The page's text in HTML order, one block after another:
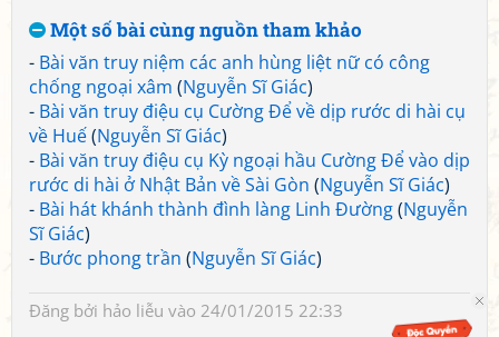
Một số bài cùng nguồn tham khảo
- Bài văn truy niệm các anh hùng liệt nữ có công
chống ngoại xâm (Nguyễn Sĩ Giác)
- Bài văn truy điệu cụ Cường Để về dịp rước di hài cụ
về Huế(Nguyễn Sĩ Giác)
- Bài văn truy điệu cụ Kỳ ngoại hầu Cường Để vào dịp
rước di hài ở Nhật Bản về Sài Gòn (Nguyễn Sĩ Giác)
- Bài hát khánh thành đình làng Linh Đường(Nguyễn
Sĩ Giác)
- Bước phong trần (Nguyễn Sĩ Giác)
Đăng bởi hảo liễu vào 24/01/2015 22:33